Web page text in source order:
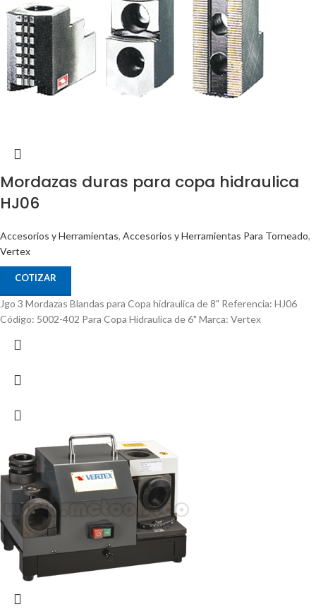
Mordazas duras para copa hidraulica
HJ06
Accesorios y Herramientas, Accesorios y Herramientas Para Torneado,
Vertex
COTIZAR
Jgo 3 Mordazas Blandas para Copa hidraulica de 8" Referencia: HJ06
Código: 5002-402 Para Copa Hidraulica de 6" Marca: Vertex